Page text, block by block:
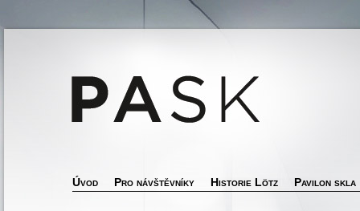
Úvod Pro návštěvníky Historie Lötz Pavilon skla